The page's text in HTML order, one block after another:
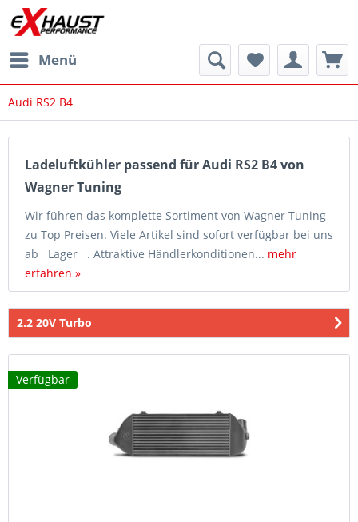
Menü
Audi RS2 B4
Ladeluftkühler passend für Audi RS2 B4 von
Wagner Tuning
Wir führen das komplette Sortiment von Wagner Tuning
zu Top Preisen. Viele Artikel sind sofort verfügbar bei uns
ab Lager . Attraktive Händlerkonditionen... mehr
erfahren »
2.2 20V Turbo
Verfügbar